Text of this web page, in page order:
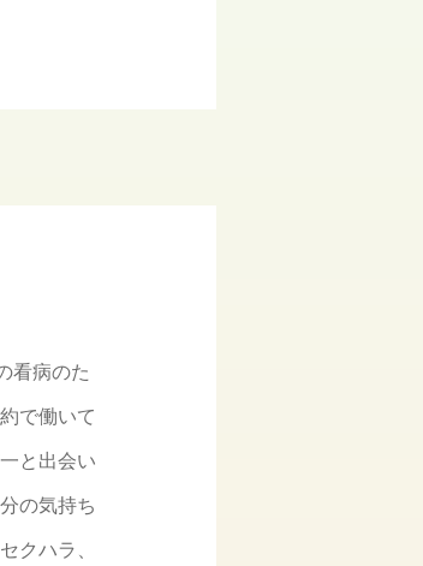
看病のた
で働いて
と出会い
の気持ち
クハラ、